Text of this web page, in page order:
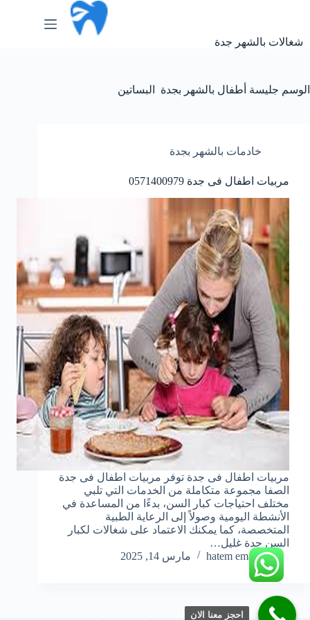
شغالات بالشهر جدة
الوسم جليسة أطفال بالشهر بجدة البساتين
خادمات بالشهر بجدة
مربيات اطفال فى جدة 0571400979
مربيات اطفال فى جدة توفر مربيات اطفال فى جدة
الصفا مجموعة متكاملة من الخدمات التي تلبي
مختلف احتياجات كبار السن، بدءًا من المساعدة في
الأنشطة اليومية وصولاً إلى الرعاية الطبية
المتخصصة، كما يمكنك الاعتماد على شغالات لكبار
السن جدة غليل…
hatem emara
مارس 14, 2025
احجز معنا الان